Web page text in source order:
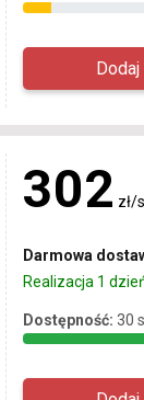
302 zł/
Darmowa
Realizacja 1
Dostępność: 30